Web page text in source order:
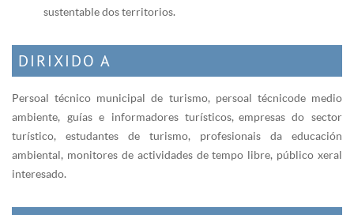
sustentable dos territorios.
DIRIXIDO A
Persoal técnico municipal de turismo, persoal técnicode medio
ambiente, guías e informadores turísticos, empresas do sector
turístico, estudantes de turismo, profesionais da educación
ambiental, monitores de actividades de tempo libre, público xeral
interesado.